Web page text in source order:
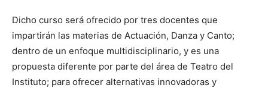
Dicho curso será ofrecido por tres docentes que
impartirán las materias de Actuación, Danza y Canto;
dentro de un enfoque multidisciplinario, y es una
propuesta diferente por parte del área de Teatro del
Instituto; para ofrecer alternativas innovadoras y